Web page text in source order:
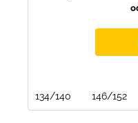
134/140 146/152